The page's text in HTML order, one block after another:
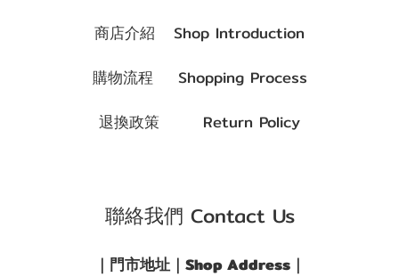
商店介紹 Shop Introduction
購物流程 Shopping Process
退換政策 Return Policy
聯絡我們 Contact Us
｜門市地址｜Shop Address｜